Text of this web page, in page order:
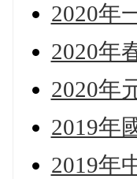
2020年
2020年
2020年
2019年
2019年